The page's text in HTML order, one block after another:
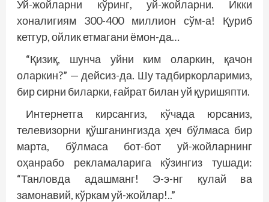
Уй-жойларни кўринг, уй-жойларни. Икки
хоналигиям 300-400 миллион сўм-а! Қуриб
кетгур, ойлик етмагани ёмон-да…
“Қизиқ, шунча уйни ким оларкин, қачон
оларкин?” — дейсиз-да. Шу тадбиркорларимиз,
бир сирни биларки, ғайрат билан уй қуришяпти.
Интернетга кирсангиз, кўчада юрсаниз,
телевизорни қўшганингизда ҳеч бўлмаса бир
марта, бўлмаса бот-бот уй-жойларнинг
оҳанрабо рекламаларига кўзингиз тушади:
“Танловда адашманг! Э-э-нг қулай ва
замонавий, кўркам уй-жойлар!..”